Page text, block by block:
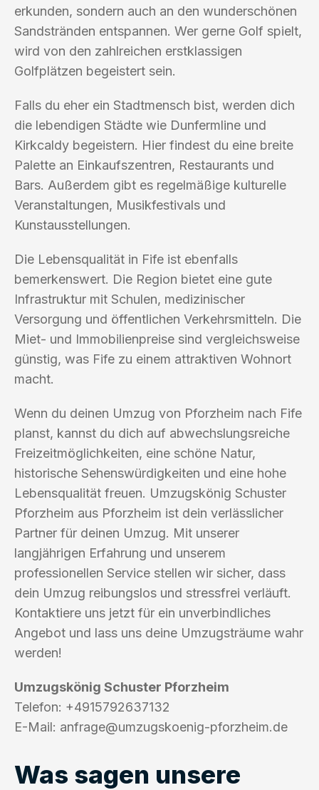
erkunden, sondern auch an den wunderschönen
Sandstränden entspannen. Wer gerne Golf spielt,
wird von den zahlreichen erstklassigen
Golfplätzen begeistert sein.
Falls du eher ein Stadtmensch bist, werden dich
die lebendigen Städte wie Dunfermline und
Kirkcaldy begeistern. Hier findest du eine breite
Palette an Einkaufszentren, Restaurants und
Bars. Außerdem gibt es regelmäßige kulturelle
Veranstaltungen, Musikfestivals und
Kunstausstellungen.
Die Lebensqualität in Fife ist ebenfalls
bemerkenswert. Die Region bietet eine gute
Infrastruktur mit Schulen, medizinischer
Versorgung und öffentlichen Verkehrsmitteln. Die
Miet- und Immobilienpreise sind vergleichsweise
günstig, was Fife zu einem attraktiven Wohnort
macht.
Wenn du deinen Umzug von Pforzheim nach Fife
planst, kannst du dich auf abwechslungsreiche
Freizeitmöglichkeiten, eine schöne Natur,
historische Sehenswürdigkeiten und eine hohe
Lebensqualität freuen. Umzugskönig Schuster
Pforzheim aus Pforzheim ist dein verlässlicher
Partner für deinen Umzug. Mit unserer
langjährigen Erfahrung und unserem
professionellen Service stellen wir sicher, dass
dein Umzug reibungslos und stressfrei verläuft.
Kontaktiere uns jetzt für ein unverbindliches
Angebot und lass uns deine Umzugsträume wahr
werden!
Umzugskönig Schuster Pforzheim
Telefon: +4915792637132
E-Mail: anfrage@umzugskoenig-pforzheim.de
Was sagen unsere